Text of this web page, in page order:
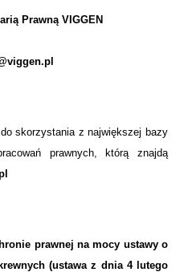
Prawną VIGGEN
skorzystania z największej bazy
prawnych, którą znajdą
prawnej na mocy ustawy o
(ustawa z dnia 4 lutego